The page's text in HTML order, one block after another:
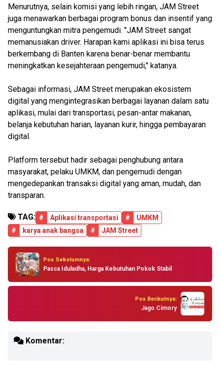
Menurutnya, selain komisi yang lebih ringan, JAM Street
juga menawarkan berbagai program bonus dan insentif yang
menguntungkan mitra pengemudi. "JAM Street sangat
memanusiakan driver. Harapan kami aplikasi ini bisa terus
berkembang di Banten karena benar-benar membantu
meningkatkan kesejahteraan pengemudi," katanya.
Sebagai informasi, JAM Street merupakan ekosistem
digital yang mengintegrasikan berbagai layanan dalam satu
aplikasi, mulai dari transportasi, pesan-antar makanan,
belanja kebutuhan harian, layanan kurir, hingga pembayaran
digital.
Platform tersebut hadir sebagai penghubung antara
masyarakat, pelaku UMKM, dan pengemudi dengan
mengedepankan transaksi digital yang aman, mudah, dan
transparan.
TAG: # Aplikasi transportasi #
UMKM
#
karya anak bangsa # JAM Street
Pos Sebelumnya:
Pasca Iduladha, Harga Kebutuhan Pokok Stabil
Pos Berikutnya:
Jago Cimory
Komentar: